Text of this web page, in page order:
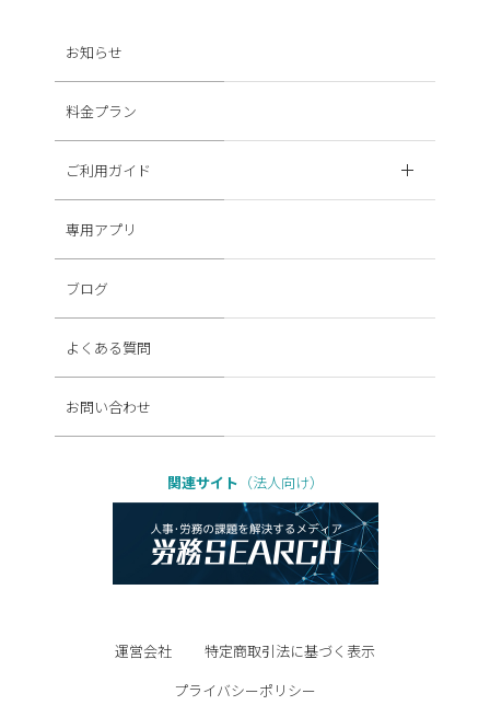
お知らせ
料金プラン
ご利用ガイド
専用アプリ
ブログ
よくある質問
お問い合わせ
関連サイト （法人向け）
運営会社
特定商取引法に基づく表示
プライバシーポリシー